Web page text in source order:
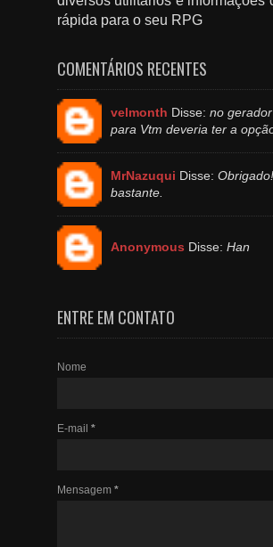
rápida para o seu RPG
COMENTÁRIOS RECENTES
velmonth Disse: no
para Vtm deveria ter a
MrNazuqui Disse:
bastante.
Anonymous Disse: Han
ENTRE EM CONTATO
Nome
E-mail *
Mensagem *